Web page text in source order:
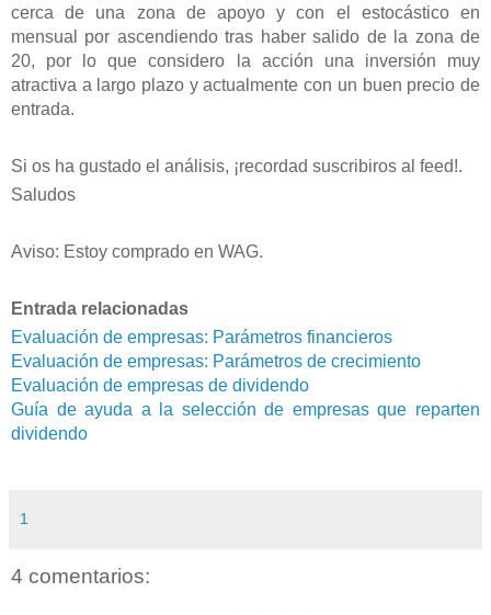
cerca de una zona de apoyo y con el estocástico en
mensual por ascendiendo tras haber salido de la zona de
20, por lo que considero la acción una inversión muy
atractiva a largo plazo y actualmente con un buen precio de
entrada.
Si os ha gustado el análisis, ¡recordad suscribiros al feed!.
Saludos
Aviso: Estoy comprado en WAG.
Entrada relacionadas
Evaluación de empresas: Parámetros financieros
Evaluación de empresas: Parámetros de crecimiento
Evaluación de empresas de dividendo
Guía de ayuda a la selección de empresas que reparten
dividendo
1
4 comentarios: